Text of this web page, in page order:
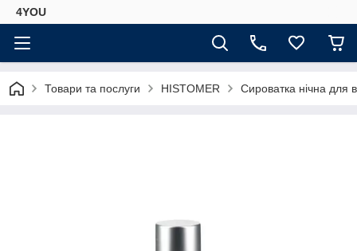
4YOU
Товари та послуги HISTOMER Сироватка нічна для